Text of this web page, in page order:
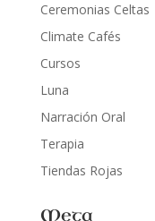
Ceremonias Celtas
Climate Cafés
Cursos
Luna
Narración Oral
Terapia
Tiendas Rojas
Meta